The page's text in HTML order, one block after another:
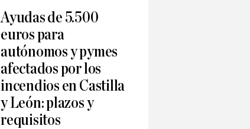
Ayudas de 5.500
euros para
autónomos y pymes
afectados por los
incendios en Castilla
y León: plazos y
requisitos